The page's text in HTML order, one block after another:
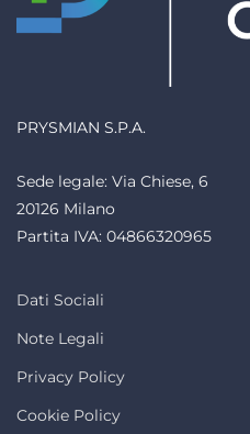
PRYSMIAN S.P.A.
Sede legale: Via Chiese, 6
20126 Milano
Partita IVA: 04866320965
Dati Sociali
Note Legali
Privacy Policy
Cookie Policy